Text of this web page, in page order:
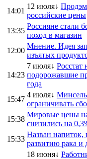
14:01
12 июля↓
российские цены
13:35
Россияне стали
поход в магазин
12:00
Мнение. Идея
изъятых
14:23
7 июля↓ Росстат
подорожавшие
года
15:47
4 июля↓
ограничивать
15:38
Мировые цены
снизились на
15:33
Назван напиток,
развитию рака и
18 июня↓